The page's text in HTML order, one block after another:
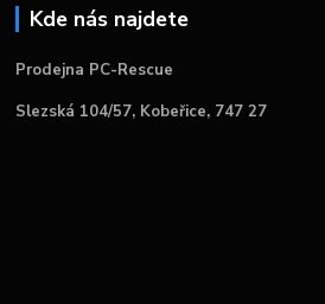
Kde nás najdete
Prodejna PC-Rescue
Slezská 104/57, Kobeřice, 747 27